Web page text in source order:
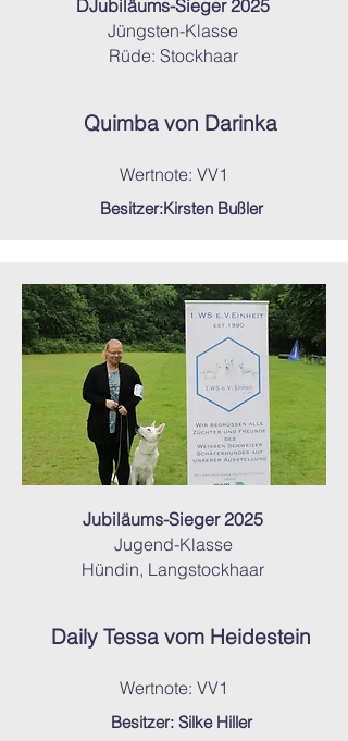
DJubiläums-Sieger 2025
Jüngsten-Klasse
Rüde: Stockhaar
Quimba von Darinka
Wertnote: VV1
Besitzer:Kirsten Bußler
Jubiläums-Sieger 2025
Jugend-Klasse
Hündin, Langstockhaar
Daily Tessa vom Heidestein
Wertnote: VV1
Besitzer: Silke Hiller